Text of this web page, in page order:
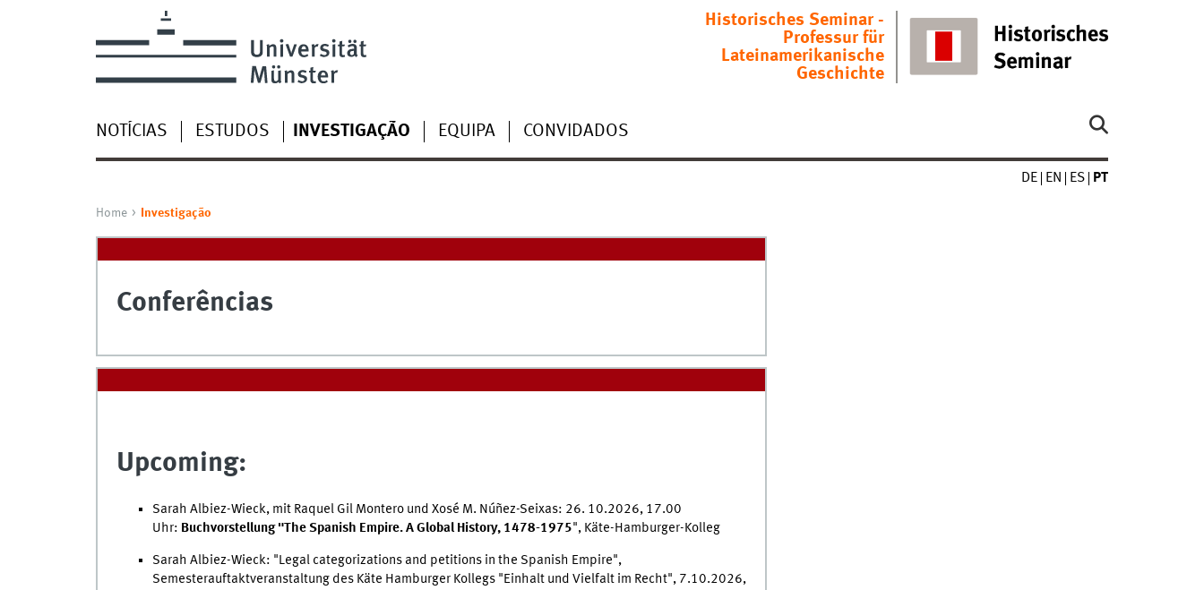
Historisches Seminar -
Professur für
Lateinamerikanische
Geschichte
NOTÍCIAS ESTUDOS INVESTIGAÇÃO EQUIPA CONVIDADOS
DE EN ES PT
Home Investigação
Conferências
Upcoming:
Sarah Albiez-Wieck, mit Raquel Gil Montero und Xosé M. Núñez-Seixas: 26. 10.2026, 17.00
Uhr: Buchvorstellung "The Spanish Empire. A Global History, 1478-1975", Käte-Hamburger-Kolleg
Sarah Albiez-Wieck: "Legal categorizations and petitions in the Spanish Empire",
Semesterauftaktveranstaltung des Käte Hamburger Kollegs "Einhalt und Vielfalt im Recht", 7.10.2026,